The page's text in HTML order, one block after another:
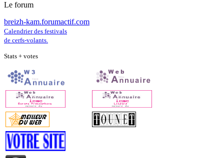
Le forum
breizh-kam.forumactif.com
Calendrier des festivals
de cerfs-volants.
Stats + votes